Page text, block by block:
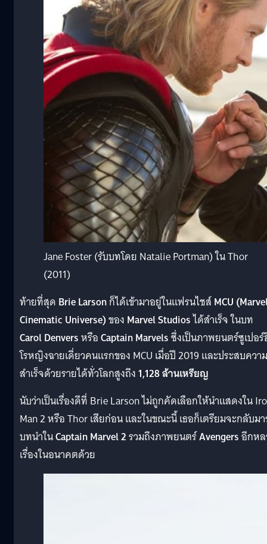
Jane Foster (รับบทโดย Natalie Portman) ใน Thor
(2011)
ท้ายที่สุด Brie Larsonก็ได้เข้ามาอยู่ในแฟรนไชส์MCU
Cinematic Universe)ของ Marvel Studiosได้สำเร็จ ในบท
Carol DenversหรือCaptain Marvelsซึ่งเป็นภาพยนตร์ซูเปอร์
โรหญิงฉายเดี่ยวคนแรกของ MCU เมื่อปี 2019 และประสบความ
สำเร็จด้วยรายได้ทั่วโลกสูงถึง1,128 ล้านเหรียญ
นับว่าเป็นเรื่องดีที่ Brie Larson ไม่ถูกคัดเลือกให้นำแสดงใน
Man 2 หรือ Thor เสียก่อน และในขณะนี้ เธอก็เตรียมจะกลับม
บทนำในCaptain Marvel 2รวมถึงภาพยนตร์Avengersอีกห
เรื่องในอนาคตด้วย